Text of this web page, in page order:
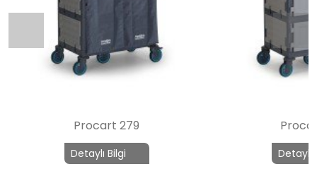
Procart 279
Detaylı Bilgi Detaylı